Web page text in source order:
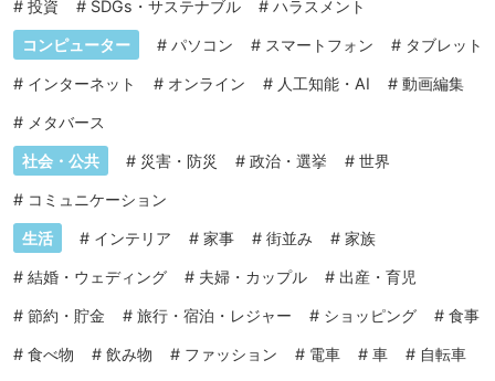
# 投資 # SDGs・サステナブル # ハラスメント
コンピューター # パソコン # スマートフォン # タブレット
# インターネット # オンライン # 人工知能・AI # 動画編集
# メタバース
社会・公共 # 災害・防災 # 政治・選挙 # 世界
# コミュニケーション
生活 # インテリア # 家事 # 街並み # 家族
# 結婚・ウェディング # 夫婦・カップル # 出産・育児
# 節約・貯金 # 旅行・宿泊・レジャー # ショッピング # 食事
# 食べ物 # 飲み物 # ファッション # 電車 # 車 # 自転車